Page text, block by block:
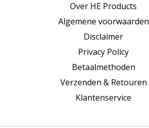
Over HE Products
Algemene voorwaarden
Disclaimer
Privacy Policy
Betaalmethoden
Verzenden & Retouren
Klantenservice